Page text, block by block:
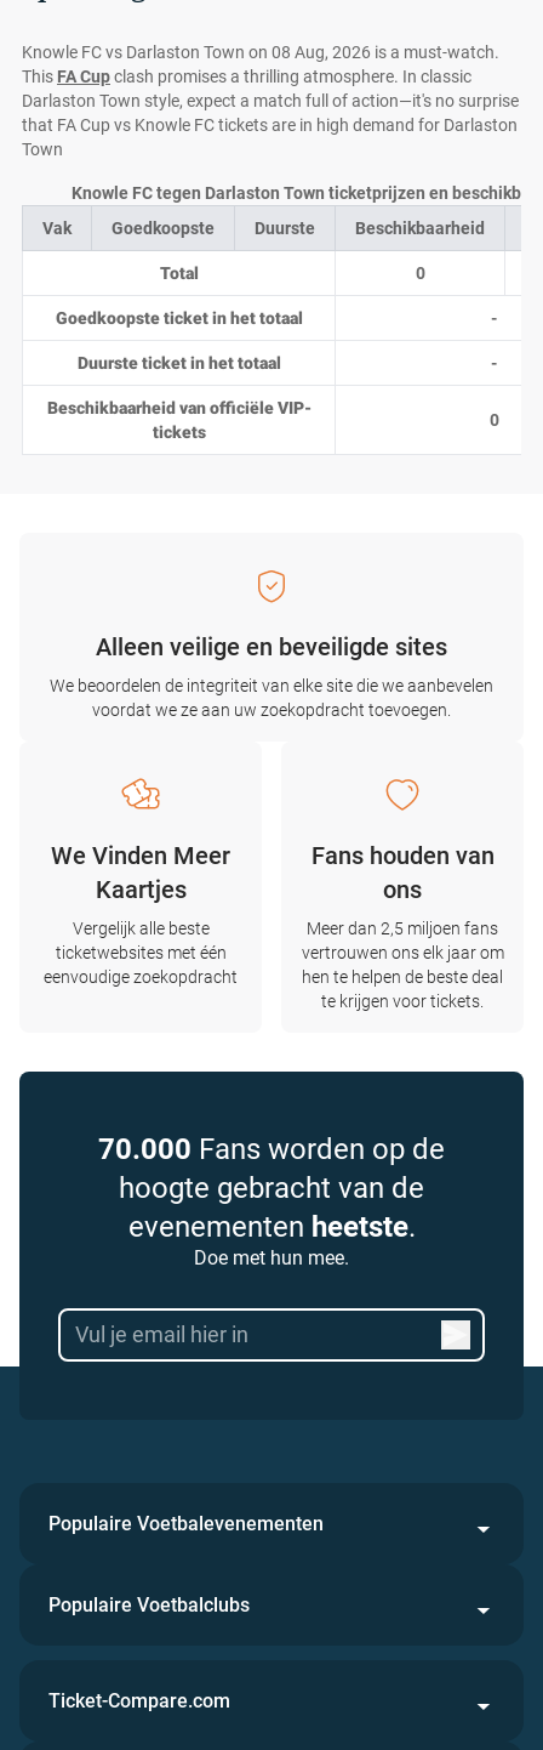
Knowle FC vs Darlaston Town on 08 Aug, 2026 is a must-watch.
This FA Cupclash promises a thrilling atmosphere. In classic
Darlaston Town style, expect a match full of action—it's no surprise
that FA Cup vs Knowle FC tickets are in high demand for Darlaston
Town
Vak Goedkoopste Duurste Beschikbaarheid
Total 0
Goedkoopste ticket in het totaal -
Duurste ticket in het totaal -
Beschikbaarheid van officiële VIP-
tickets
0
Knowle FC tegen Darlaston Town ticketprijzen en
Alleen veilige en beveiligde sites
We beoordelen de integriteit van elke site die we aanbevelen
voordat we ze aan uw zoekopdracht toevoegen.
We Vinden Meer
Kaartjes
Vergelijk alle beste
ticketwebsites met één
eenvoudige zoekopdracht
Fans houden van
ons
Meer dan 2,5 miljoen fans
vertrouwen ons elk jaar om
hen te helpen de beste deal
te krijgen voor tickets.
70.000 Fans worden op de
hoogte gebracht van de
evenementen heetste.
Doe met hun mee.
Populaire Voetbalevenementen
Populaire Voetbalclubs
Ticket-Compare.com